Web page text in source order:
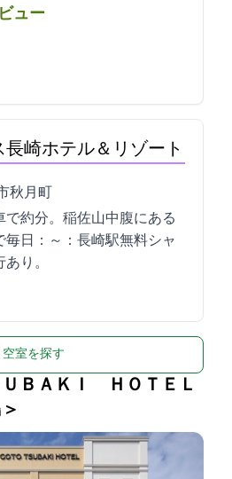
ュー
崎ホテル＆リゾート
月町2-3
約10分。稲佐山中腹にある
16：00～19：00長崎駅無料シャ
あり。
空室を探す
ＢＡＫＩ ＨＯＴＥＬ